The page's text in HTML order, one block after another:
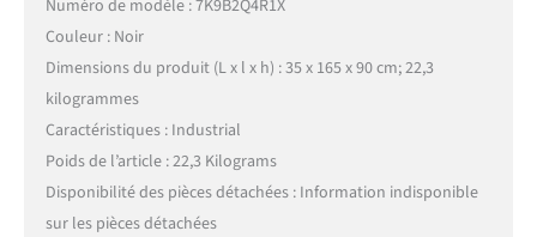
Numéro de modèle : 7K9B2Q4R1X
Couleur : Noir
Dimensions du produit (L x l x h) : 35 x 165 x 90 cm; 22,3
kilogrammes
Caractéristiques : Industrial
Poids de l’article : 22,3 Kilograms
Disponibilité des pièces détachées : Information indisponible
sur les pièces détachées